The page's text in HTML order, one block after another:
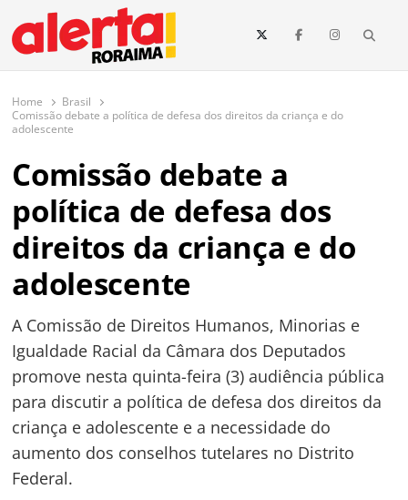
conteúdo
O maior portal de notícias de Roraima
O Alerta Roraima é seu portal de notícias completo sobre política,
e todo o estado de Roraima. Fique sempre informado com
atualizações em tempo real!
Home
Brasil
Comissão debate a política de defesa dos direitos da criança e do
adolescente
Comissão debate a
política de defesa dos
direitos da criança e do
adolescente
A Comissão de Direitos Humanos, Minorias e
Igualdade Racial da Câmara dos Deputados
promove nesta quinta-feira (3) audiência pública
para discutir a política de defesa dos direitos da
criança e adolescente e a necessidade do
aumento dos conselhos tutelares no Distrito
Federal.